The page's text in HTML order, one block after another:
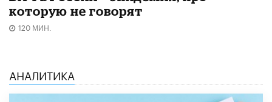
которую не говорят
120 МИН.
АНАЛИТИКА